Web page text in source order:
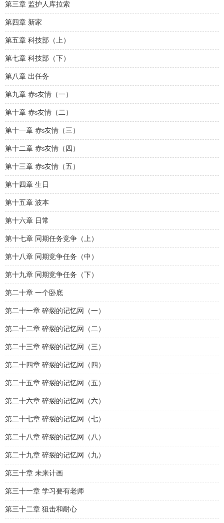
第三章 监护人库拉索
第四章 新家
第五章 科技部（上）
第七章 科技部（下）
第八章 出任务
第九章 赤s友情（一）
第十章 赤s友情（二）
第十一章 赤s友情（三）
第十二章 赤s友情（四）
第十三章 赤s友情（五）
第十四章 生日
第十五章 波本
第十六章 日常
第十七章 同期任务竞争（上）
第十八章 同期竞争任务（中）
第十九章 同期竞争任务（下）
第二十章 一个卧底
第二十一章 碎裂的记忆网（一）
第二十二章 碎裂的记忆网（二）
第二十三章 碎裂的记忆网（三）
第二十四章 碎裂的记忆网（四）
第二十五章 碎裂的记忆网（五）
第二十六章 碎裂的记忆网（六）
第二十七章 碎裂的记忆网（七）
第二十八章 碎裂的记忆网（八）
第二十九章 碎裂的记忆网（九）
第三十章 未来计画
第三十一章 学习要有老师
第三十二章 狙击和耐心